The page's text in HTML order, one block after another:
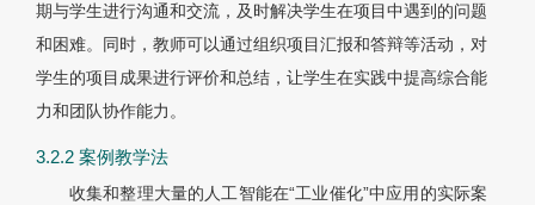
期与学生进行沟通和交流，及时解决学生在项目中遇到的问题
和困难。同时，教师可以通过组织项目汇报和答辩等活动，对
学生的项目成果进行评价和总结，让学生在实践中提高综合能
力和团队协作能力。
3.2.2 案例教学法
收集和整理大量的人工智能在“工业催化”中应用的实际案